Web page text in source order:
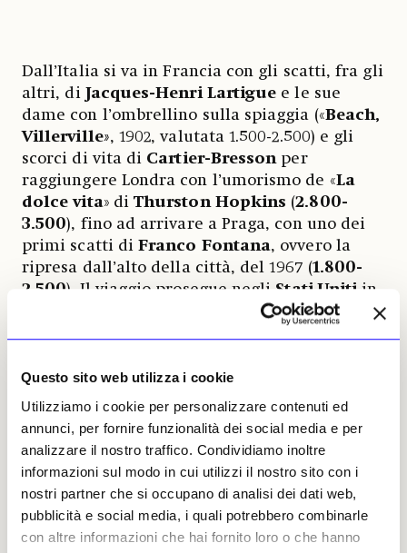
Questo sito web utilizza i cookie
Utilizziamo i cookie per personalizzare contenuti ed
annunci, per fornire funzionalità dei social media e per
analizzare il nostro traffico. Condividiamo inoltre
informazioni sul modo in cui utilizzi il nostro sito con i
nostri partner che si occupano di analisi dei dati web,
pubblicità e social media, i quali potrebbero combinarle
con altre informazioni che hai fornito loro o che hanno
Dall’Italia si va in Francia con gli scatti, fra gli
altri, di
Jacques-Henri Lartigue e le sue
dame con l’ombrellino sulla spiaggia («Beach,
Villerville», 1902, valutata 1.500-2.500) e gli
scorci di vita di Cartier-Bressonper
raggiungere Londra con l’umorismo de «La
dolce vita» diThurston Hopkins (2.800-
3.500), fino ad arrivare a Praga, con uno dei
primi scatti diFranco Fontana, ovvero la
ripresa dall’alto della città, del 1967 (1.800-
2.500). Il viaggio prosegue negli Stati Unitiin
una molteplicità di sguardi, da quelli degli
cuiWilliam KleineBerenice Abbott
quest’ultima è proposta una veduta urbana di
New York con le sue insegne, del 1947, (
3.500
) che fa da cerniera fra la sezione
geografica del catalogo e una seconda,
incentrata sulle donne fotografe del
Novecento. In essa si ritrovano importanti e
celebri autoritratti, come quello con